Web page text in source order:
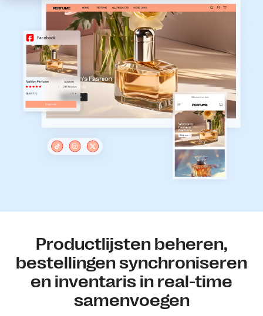
Productlijsten beheren,
bestellingen synchroniseren
en inventaris in real-time
samenvoegen